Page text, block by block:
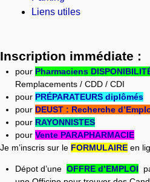
Liens utiles
Inscription immédiate :
pour Pharmaciens
Remplacements / CDD / CDI
pour PRÉPARATEURS diplômés
pour DEUST : Recherche
pour RAYONNISTES
pour Vente PARAPHARMACIE
Je m’inscris sur le FORMULAIRE en
Dépot d’une OFFRE d’EMPLOI